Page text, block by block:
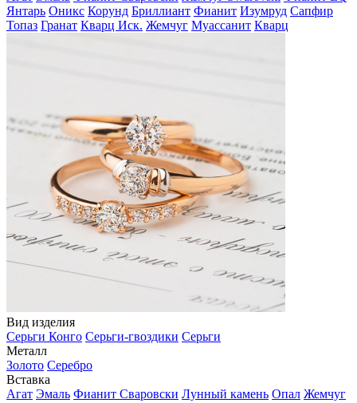
Янтарь Оникс Корунд Бриллиант Фианит Изумруд Сапфир
Топаз Гранат Кварц Иск. Жемчуг Муассанит Кварц
Вид изделия
Серьги Конго Серьги-гвоздики Серьги
Металл
Золото Серебро
Вставка
Агат Эмаль Фианит Сваровски Лунный камень Опал Жемчуг